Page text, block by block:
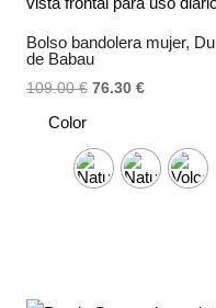
Bolso bandolera mujer,
de Babau
109.00€ El
era:
109.00 €.
76.30€El
es:
76.30 €.
Color